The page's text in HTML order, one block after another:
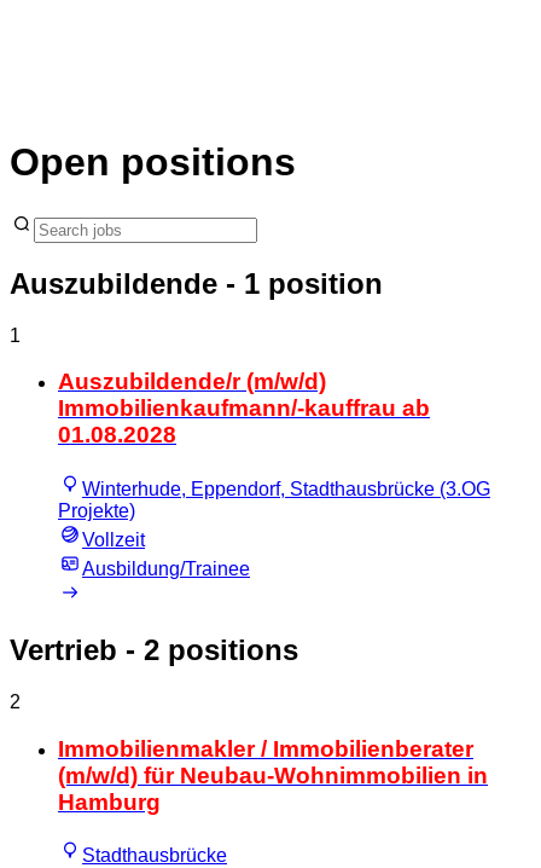
Open positions
Auszubildende - 1 position
1
Auszubildende/r (m/w/d)
Immobilienkaufmann/-kauffrau ab
01.08.2028
Winterhude, Eppendorf, Stadthausbrücke (3.OG
Projekte)
Vollzeit
Ausbildung/Trainee
Vertrieb - 2 positions
2
Immobilienmakler / Immobilienberater
(m/w/d) für Neubau-Wohnimmobilien in
Hamburg
Stadthausbrücke